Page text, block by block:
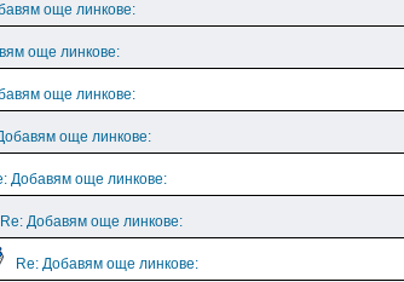
още линкове:
още линкове:
още линкове:
още линкове:
Добавям още линкове:
Re: Добавям още линкове:
Re: Добавям още линкове: